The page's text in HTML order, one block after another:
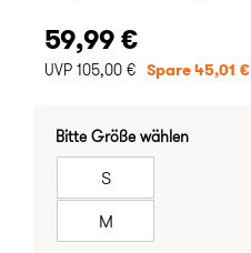
59,99 €
UVP 105,00 € Spare 45,01 €
Bitte Größe wählen
S
M